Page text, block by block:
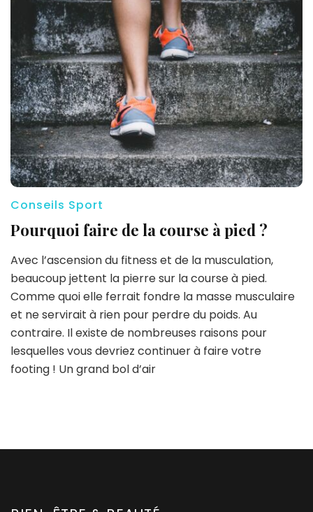
Conseils Sport
Pourquoi faire de la course à pied ?
Avec l’ascension du fitness et de la musculation,
beaucoup jettent la pierre sur la course à pied.
Comme quoi elle ferrait fondre la masse musculaire
et ne servirait à rien pour perdre du poids. Au
contraire. Il existe de nombreuses raisons pour
lesquelles vous devriez continuer à faire votre
footing ! Un grand bol d’air